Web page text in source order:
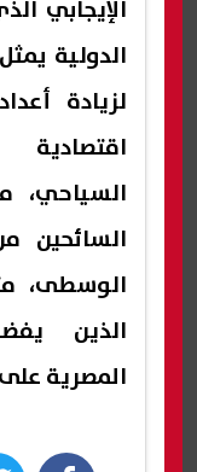
الإيجابي
الدولية
لزيادة
السياحي،
السائحين
الوسطى،
الذين
المصرية